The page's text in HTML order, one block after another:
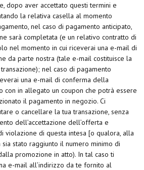
dopo aver accettato questi termini e
la relativa casella al momento
nel caso di pagamento anticipato,
sarà completata (e un relativo contratto di
nel momento in cui riceverai una e-mail di
da parte nostra (tale e-mail costituisce la
nel caso di pagamento
una e-mail di conferma della
con in allegato un coupon che potrà essere
il pagamento in negozio. Ci
o cancellare la tua transazione, senza
dell’accettazione dell’offerta e
violazione di questa intesa [o qualora, alla
stato raggiunto il numero minimo di
promozione in atto). In tal caso ti
e-mail all’indirizzo da te fornito al